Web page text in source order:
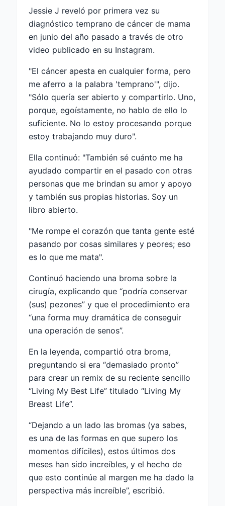
Jessie J reveló por primera vez su
diagnóstico temprano de cáncer de mama
en junio del año pasado a través de otro
video publicado en su Instagram.
"El cáncer apesta en cualquier forma, pero
me aferro a la palabra 'temprano'", dijo.
"Sólo quería ser abierto y compartirlo. Uno,
porque, egoístamente, no hablo de ello lo
suficiente. No lo estoy procesando porque
estoy trabajando muy duro".
Ella continuó: "También sé cuánto me ha
ayudado compartir en el pasado con otras
personas que me brindan su amor y apoyo
y también sus propias historias. Soy un
libro abierto.
"Me rompe el corazón que tanta gente esté
pasando por cosas similares y peores; eso
es lo que me mata".
Continuó haciendo una broma sobre la
cirugía, explicando que “podría conservar
(sus) pezones” y que el procedimiento era
“una forma muy dramática de conseguir
una operación de senos”.
En la leyenda, compartió otra broma,
preguntando si era “demasiado pronto”
para crear un remix de su reciente sencillo
“Living My Best Life” titulado “Living My
Breast Life”.
“Dejando a un lado las bromas (ya sabes,
es una de las formas en que supero los
momentos difíciles), estos últimos dos
meses han sido increíbles, y el hecho de
que esto continúe al margen me ha dado la
perspectiva más increíble”, escribió.